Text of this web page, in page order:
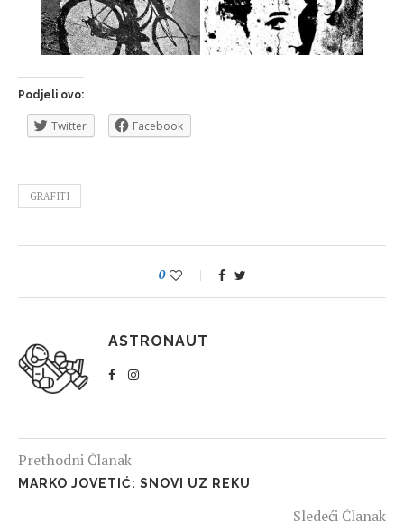
Podjeli ovo:
Twitter Facebook
GRAFITI
0
ASTRONAUT
Prethodni Članak
MARKO JOVETIĆ: SNOVI UZ REKU
Sledeći Članak